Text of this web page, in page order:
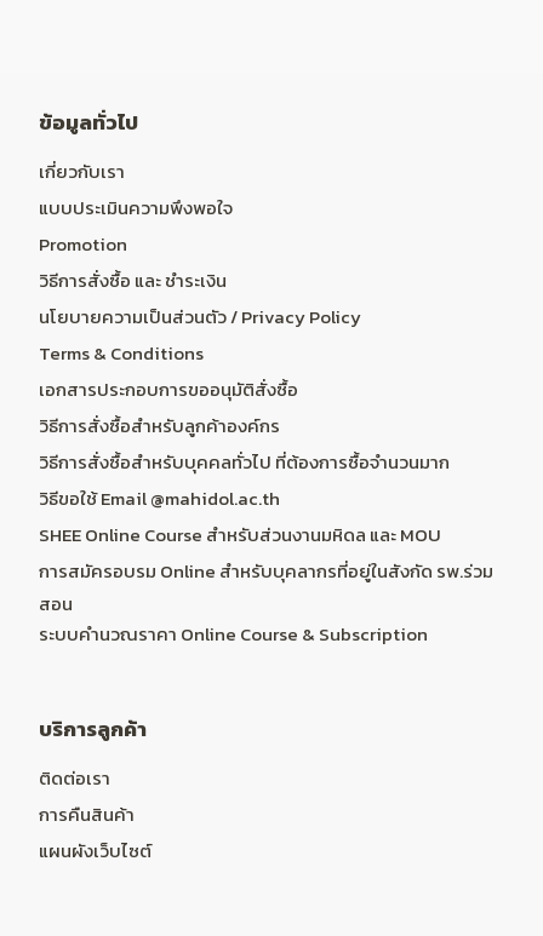
ข้อมูลทั่วไป
เกี่ยวกับเรา
แบบประเมินความพึงพอใจ
Promotion
วิธีการสั่งซื้อ และ ชำระเงิน
นโยบายความเป็นส่วนตัว / Privacy Policy
Terms & Conditions
เอกสารประกอบการขออนุมัติสั่งซื้อ
วิธีการสั่งซื้อสำหรับลูกค้าองค์กร
วิธีการสั่งซื้อสำหรับบุคคลทั่วไป ที่ต้องการซื้อจำนวนมาก
วิธีขอใช้ Email @mahidol.ac.th
SHEE Online Course สำหรับส่วนงานมหิดล และ MOU
การสมัครอบรม Online สำหรับบุคลากรที่อยู่ในสังกัด รพ.ร่วม
สอน
ระบบคำนวณราคา Online Course & Subscription
บริการลูกค้า
ติดต่อเรา
การคืนสินค้า
แผนผังเว็บไซต์